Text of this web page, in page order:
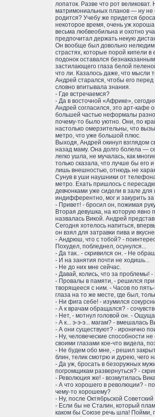
лопаток. Разве что рот
матримониальных планов — ну не
родится? Учебу же придется
некоторое время, очень уж
весьма любвеобильна и охотно
предпочитал держать некую
Он вообще был довольно
страстях, которые порой кипели в
подонок оставался
застилающего глаза белой
что ли. Казалось даже, что мысли
Андрей старался, чтобы его
словно впитывала знания.
- Где встречаемся?
- Да в восточной «Африке»,
Андрей согласился, это арт-кафе
большей частью неформалы
почему-то было уютно. Они, по
настолько омерзительны, что
метро, что уже большой плюс.
Выходя, Андрей окинул взглядом
назад маму. Она долго болела —
легко ушла, не мучалась, как
только сказала, что лучше бы его
лишь внешностью, отнюдь не
Сунув в уши наушники от
метро. Ехать пришлось с
девчонками уже сидели в зале
индифферентно, мог и закурить
- Привет! - бросил он, пожимая
Вторая девушка, на которую явно
назвалась Викой. Андрей
Сегодня хотелось напиться,
он взял для затравки пива и
- Андрюш, что с тобой? -
Похудел, побледнел, осунулся...
- Да так.. - скривился он. - Не
- И на занятия почти не ходишь...
- Не до них мне сейчас.
- Давай, колись, что за проблемы!
- Провалы в памяти, - решился
творящееся с ним. - Часов по
глаза на то же месте, где был,
- Ни фига себе! - изумился
- А к врачам обращался? -
- Нет, - мотнул головой он. -
- А к... э-э-э... магам? - вмешалась
- А они существуют? - иронично
- Ну, человеческие способности
своими глазами кое-что видела,
- Не будем обо мне, - решил
блин, телик смотрю и дурею, чего
- Да уж, бросать в безоружных
погромщикам развернуться? -
- Революция же! - возмутилась
- А что хорошего в революции? -
чему-то хорошему?
- Ну, после Октябрьской
- Если бы не Сталин, который
каком бы Союзе речь шла! Пойми,